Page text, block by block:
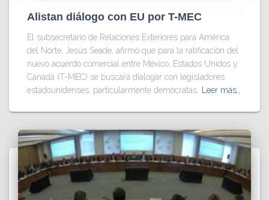
Alistan diálogo con EU por T-MEC
El subsecretario de Relaciones Exteriores para América
del Norte, Jesús Seade, afirmó que para la ratificación del
nuevo acuerdo comercial entre México, Estados Unidos y
Canadá (T-MEC) se buscará dialogar con legisladores
estadounidenses, particularmente demócratas. Leer más…